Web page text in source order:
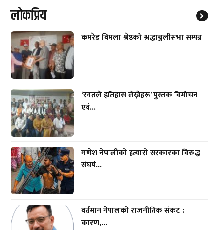
लाेकप्रिय
कमरेड विमला श्रेष्ठको श्रद्धाञ्जलीसभा सम्पन्न
‘रगतले इतिहास लेख्नेहरू’ पुस्तक विमोचन
एवं...
गणेश नेपालीको हत्यारो सरकारका विरुद्ध
संघर्ष...
वर्तमान नेपालको राजनीतिक संकट :
कारण,...